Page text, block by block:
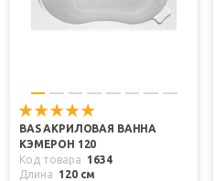
BAS АКРИЛОВАЯ ВАННА
КЭМЕРОН 120
Код товара
1634
Длина
120 см